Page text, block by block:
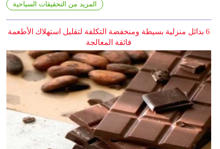
المزيد من التحقيقات السياحية
6 بدائل منزلية بسيطة ومنخفضة التكلفة لتقليل استهلاك الأطعمة
فائقة المعالجة